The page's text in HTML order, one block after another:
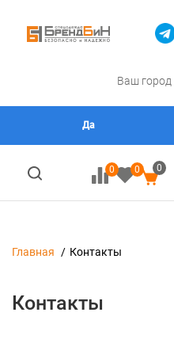
Ваш город
Да
0 0 0
Главная Контакты
Контакты